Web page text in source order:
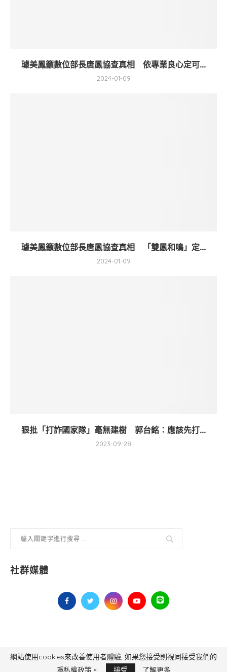
璩美鳳籲數位部長唐鳳協查真相 依專業良心定可...
2024-01-09
璩美鳳籲數位部長唐鳳協查真相 「雙鳳和鳴」定...
2024-01-09
狠批「打詐國家隊」毫無建樹 郭台銘：應該先打...
2023-09-28
社群媒體
毅傳媒控股股份有限公司 版權所有，非經授權，不得轉載 All Right Reserved.
Yi Media Inc.
電話：02-8791-8559
網站使用cookies來改善使用者體驗, 如果您接受則視同接受我們的
隱私權政策。
接受 了解更多